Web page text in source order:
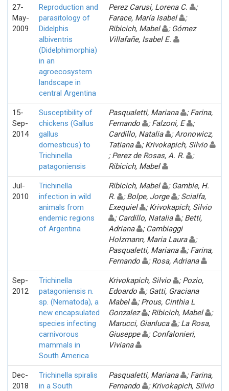
27-
May-
2009
Reproduction and
parasitology of
Didelphis
albiventris
(Didelphimorphia)
in an
agroecosystem
landscape in
central Argentina
Perez Carusi, Lorena C.
;
Farace, María Isabel
;
Ribicich, Mabel
; Gómez
Villafañe, Isabel E.
15-
Sep-
2014
Susceptibility of
chickens (Gallus
gallus
domesticus) to
Trichinella
patagoniensis
Pasqualetti, Mariana
; Farina,
Fernando
; Falzoni, E
;
Cardillo, Natalia
; Aronowicz,
Tatiana
; Krivokapich, Silvio
; Perez de Rosas, A. R.
;
Ribicich, Mabel
Jul-
2010
Trichinella
infection in wild
animals from
endemic regions
of Argentina
Ribicich, Mabel
; Gamble, H.
R.
; Bolpe, Jorge
; Scialfa,
Exequiel
; Krivokapich, Silvio
; Cardillo, Natalia
; Betti,
Adriana
; Cambiaggi
Holzmann, Maria Laura
;
Pasqualetti, Mariana
; Farina,
Fernando
; Rosa, Adriana
Sep-
2012
Trichinella
patagoniensis n.
sp. (Nematoda), a
new encapsulated
species infecting
carnivorous
mammals in
South America
Krivokapich, Silvio
; Pozio,
Edoardo
; Gatti, Graciana
Mabel
; Prous, Cinthia L
Gonzalez
; Ribicich, Mabel
;
Marucci, Gianluca
; La Rosa,
Giuseppe
; Confalonieri,
Viviana
Dec-
2018
Trichinella spiralis
in a South
Pasqualetti, Mariana
; Farina,
Fernando
; Krivokapich, Silvio